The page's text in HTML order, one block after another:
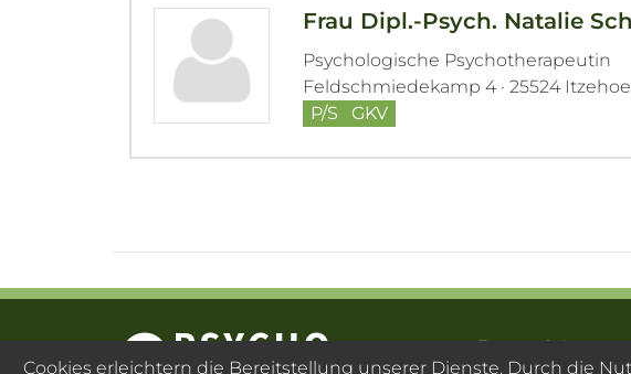
Frau Dipl.-Psych. Natalie
Psychologische Psychotherapeutin
Feldschmiedekamp 4 · 25524 Itzehoe
P/S
GKV
Fragen &
Cookies erleichtern die Bereitstellung unserer Dienste. Durch die